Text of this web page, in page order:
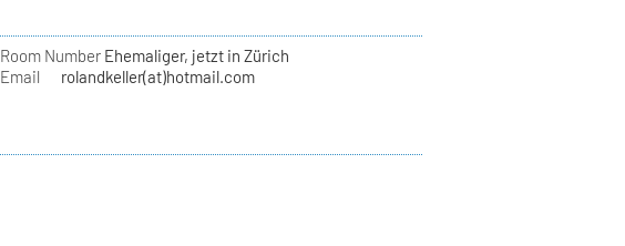
Room NumberEhemaliger, jetzt in Zürich
Email
rolandkeller(at)hotmail.com